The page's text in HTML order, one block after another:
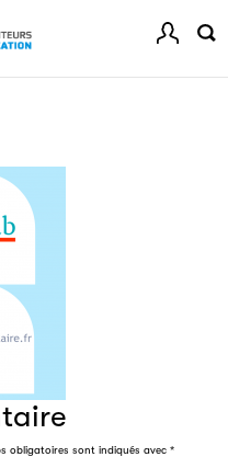
obligatoires sont indiqués avec *
toutes les offres
de l'édition.
informatisés entre
la fabrication de livres.